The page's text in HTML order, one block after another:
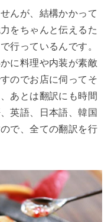
んが、結構かかって
をちゃんと伝えるた
行っているんです。
に料理や内装が素敵
のでお店に伺ってそ
あとは翻訳にも時間
英語、日本語、韓国
で、全ての翻訳を行